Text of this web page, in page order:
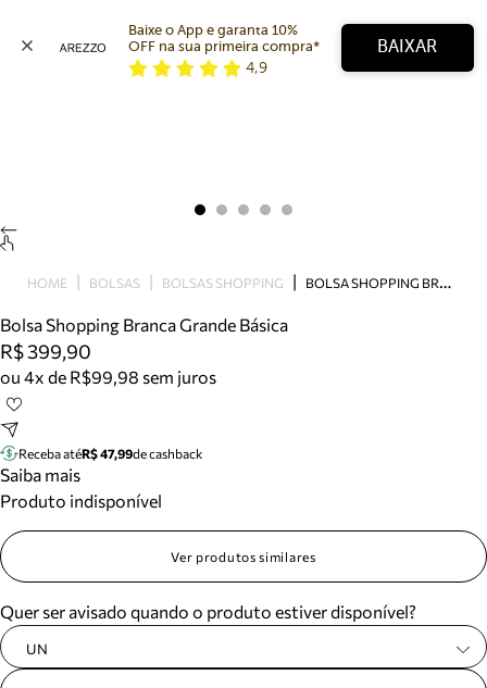
Bolsa
Tamanco
Tênis
Mule
Tire dúvidas sobre pedidos, devoluções e mais.
Meus pedidos
Acompanhe seus pedidos e solicite devoluções.
Baixe o App e garanta 10%
OFF na sua primeira compra*
4,9
BAIXAR
HOME BOLSAS BOLSAS SHOPPING B
OLSA SHOPPING BRANCA GRANDE BÁSICA
Bolsa Shopping Branca Grande Básica
R$ 399,90
ou 4x de R$99,98 sem juros
Receba atéR$ 47,99de cashback
Saiba mais
Produto indisponível
Ver produtos similares
Quer ser avisado quando o produto estiver disponível?
UN